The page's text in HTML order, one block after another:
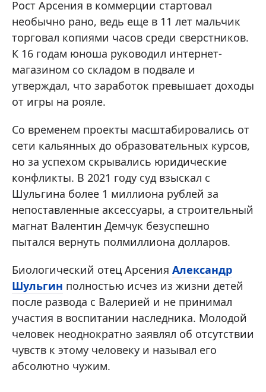
Рост Арсения в коммерции стартовал
необычно рано, ведь еще в 11 лет мальчик
торговал копиями часов среди сверстников.
К 16 годам юноша руководил интернет-
магазином со складом в подвале и
утверждал, что заработок превышает доходы
от игры на рояле.
Со временем проекты масштабировались от
сети кальянных до образовательных курсов,
но за успехом скрывались юридические
конфликты. В 2021 году суд взыскал с
Шульгина более 1 миллиона рублей за
непоставленные аксессуары, а строительный
магнат Валентин Демчук безуспешно
пытался вернуть полмиллиона долларов.
Биологический отец Арсения Александр
Шульгин полностью исчез из жизни детей
после развода с Валерией и не принимал
участия в воспитании наследника. Молодой
человек неоднократно заявлял об отсутствии
чувств к этому человеку и называл его
абсолютно чужим.